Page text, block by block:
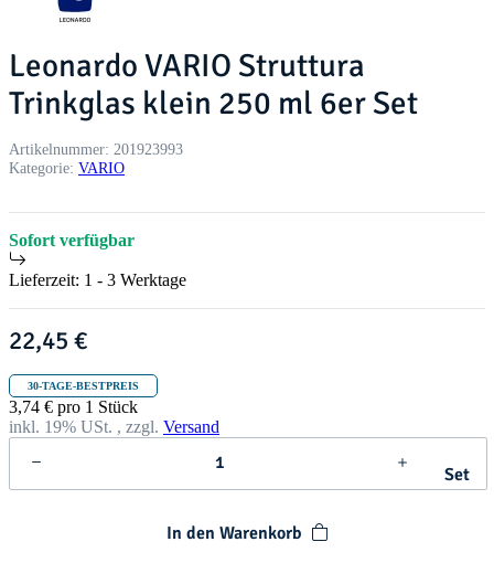
Leonardo VARIO Struttura
Trinkglas klein 250 ml 6er Set
Artikelnummer: 201923993
Kategorie: VARIO
Sofort verfügbar
Lieferzeit: 1 - 3 Werktage
22,45 €
30-TAGE-BESTPREIS
3,74 € pro 1 Stück
inkl. 19% USt. , zzgl. Versand
Set
In den Warenkorb